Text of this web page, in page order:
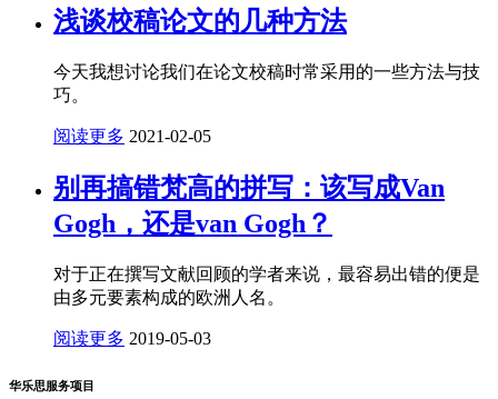
浅谈校稿论文的几种方法
今天我想讨论我们在论文校稿时常采用的一些方法与技
巧。
阅读更多 2021-02-05
别再搞错梵高的拼写：该写成Van
Gogh，还是van Gogh？
对于正在撰写文献回顾的学者来说，最容易出错的便是
由多元要素构成的欧洲人名。
阅读更多 2019-05-03
华乐思服务项目